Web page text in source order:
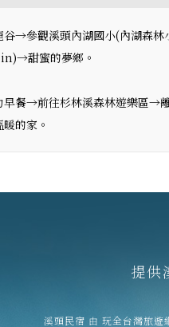
→參觀溪頭內湖國小(內湖森
甜蜜的夢鄉。
早餐→前往杉林溪森林遊樂區
的家。
提供
溪頭民宿 由 玩全台灣旅遊